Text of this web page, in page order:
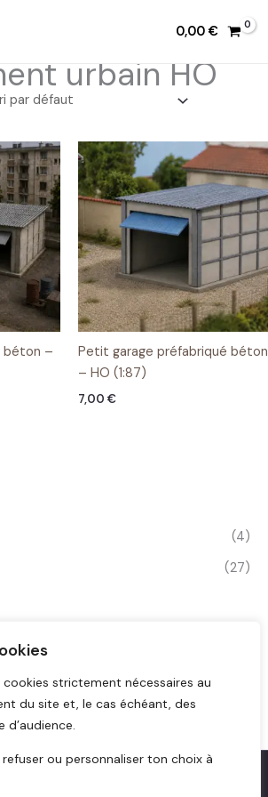
cookies strictement nécessaires au
du site et, le cas échéant, des
d’audience.
ou personnaliser ton choix à
0,00€
urbain HO
(4)
(27)
béton –
Petit garage préfabriqué béton
– HO (1:87)
7,00 €